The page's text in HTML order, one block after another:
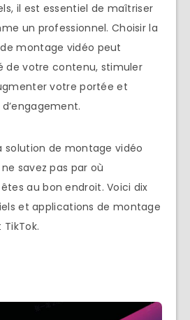
il est essentiel de maîtriser
un professionnel. Choisir la
montage vidéo peut
de votre contenu, stimuler
votre portée et
solution de montage vidéo
savez pas par où
au bon endroit. Voici dix
et applications de montage